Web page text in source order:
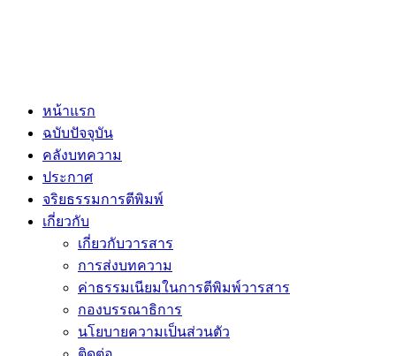
หน้าแรก
ฉบับปัจจุบัน
คลังบทความ
ประกาศ
จริยธรรมการตีพิมพ์
เกี่ยวกับ
เกี่ยวกับวารสาร
การส่งบทความ
ค่าธรรมเนียมในการตีพิมพ์วารสาร
กองบรรณาธิการ
นโยบายความเป็นส่วนตัว